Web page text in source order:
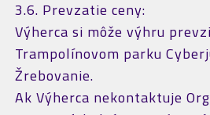
3.6. Prevzatie ceny:
Výherca si môže výhru
Trampolínovom parku
Žrebovanie.
Ak Výherca nekontaktuje